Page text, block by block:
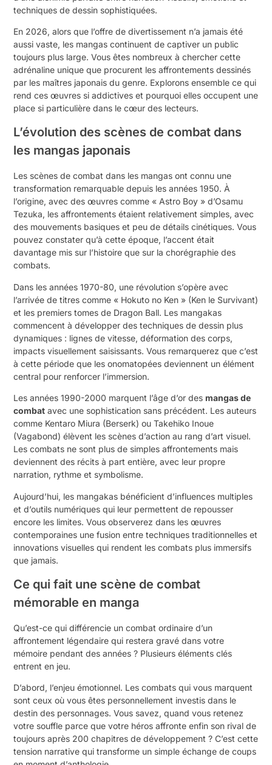
techniques de dessin sophistiquées.
En 2026, alors que l’offre de divertissement n’a jamais été
aussi vaste, les mangas continuent de captiver un public
toujours plus large. Vous êtes nombreux à chercher cette
adrénaline unique que procurent les affrontements dessinés
par les maîtres japonais du genre. Explorons ensemble ce qui
rend ces œuvres si addictives et pourquoi elles occupent une
place si particulière dans le cœur des lecteurs.
L’évolution des scènes de combat dans
les mangas japonais
Les scènes de combat dans les mangas ont connu une
transformation remarquable depuis les années 1950. À
l’origine, avec des œuvres comme « Astro Boy » d’Osamu
Tezuka, les affrontements étaient relativement simples, avec
des mouvements basiques et peu de détails cinétiques. Vous
pouvez constater qu’à cette époque, l’accent était
davantage mis sur l’histoire que sur la chorégraphie des
combats.
Dans les années 1970-80, une révolution s’opère avec
l’arrivée de titres comme « Hokuto no Ken » (Ken le Survivant)
et les premiers tomes de Dragon Ball. Les mangakas
commencent à développer des techniques de dessin plus
dynamiques : lignes de vitesse, déformation des corps,
impacts visuellement saisissants. Vous remarquerez que c’est
à cette période que les onomatopées deviennent un élément
central pour renforcer l’immersion.
Les années 1990-2000 marquent l’âge d’or desmangas de
combat avec une sophistication sans précédent. Les auteurs
comme Kentaro Miura (Berserk) ou Takehiko Inoue
(Vagabond) élèvent les scènes d’action au rang d’art visuel.
Les combats ne sont plus de simples affrontements mais
deviennent des récits à part entière, avec leur propre
narration, rythme et symbolisme.
Aujourd’hui, les mangakas bénéficient d’influences multiples
et d’outils numériques qui leur permettent de repousser
encore les limites. Vous observerez dans les œuvres
contemporaines une fusion entre techniques traditionnelles et
innovations visuelles qui rendent les combats plus immersifs
que jamais.
Ce qui fait une scène de combat
mémorable en manga
Qu’est-ce qui différencie un combat ordinaire d’un
affrontement légendaire qui restera gravé dans votre
mémoire pendant des années ? Plusieurs éléments clés
entrent en jeu.
D’abord, l’enjeu émotionnel. Les combats qui vous marquent
sont ceux où vous êtes personnellement investis dans le
destin des personnages. Vous savez, quand vous retenez
votre souffle parce que votre héros affronte enfin son rival de
toujours après 200 chapitres de développement ? C’est cette
tension narrative qui transforme un simple échange de coups